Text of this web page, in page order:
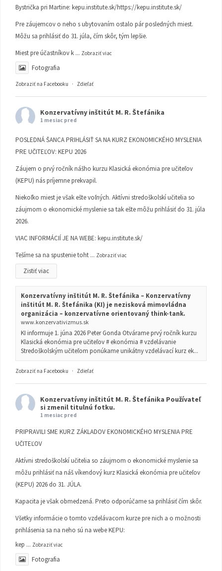
Bystrička pri Martine: kepu.institute.sk/https://kepu.institute.sk/
Pre záujemcov o neho s ubytovaním ostalo pár posledných miest.
Môžu sa prihlásiť do 31. júla, čím skôr, tým lepšie.
Miest pre účastníkov k ... Zobraziť viac
Fotografia
Zobraziť na Facebooku · Zdieľať
Konzervatívny inštitút M. R. Štefánika
1 mesiac pred
POSLEDNÁ ŠANCA PRIHLÁSIŤ SA NA KURZ EKONOMICKÉHO MYSLENIA
PRE UČITEĽOV: KEPU 2026
Záujem o prvý ročník nášho kurzu Klasická ekonómia pre učiteľov
(KEPU) nás príjemne prekvapil.
Niekoľko miest je však ešte voľných. Aktívni stredoškolskí učitelia so
záujmom o ekonomické myslenie sa tak ešte môžu prihlásiť do 31. júla
2026.
VIAC INFORMÁCIÍ JE NA WEBE: kepu.institute.sk/
Tešíme sa na spustenie toht ... Zobraziť viac
Zistiť viac
Konzervatívny inštitút M. R. Štefánika – Konzervatívny
inštitút M. R. Štefánika (KI) je nezisková mimovládna
organizácia – konzervatívne orientovaný think-tank.
www.konzervativizmus.sk
KI informuje 1. júna 2026 Peter Gonda Otvárame prvý ročník kurzu
Klasická ekonómia pre učiteľov # ekonómia # vzdelávanie
Stredoškolským učiteľom ponúkame unikátny vzdelávací kurz ek...
Zobraziť na Facebooku · Zdieľať
Konzervatívny inštitút M. R. Štefánika Používateľ
si zmenil titulnú fotku.
1 mesiac pred
PRIPRAVILI SME KURZ ZÁKLADOV EKONOMICKÉHO MYSLENIA PRE
UČITEĽOV
Aktívni stredoškolskí učitelia so záujmom o ekonomické myslenie sa
môžu prihlásiť na náš víkendový kurz Klasická ekonómia pre učiteľov
(KEPU) 2026 do 31. JÚLA.
Kapacita je však obmedzená. Preto odporúčame sa prihlásiť čím skôr.
Všetky informácie o tomto vzdelávacom kurze pre nich a o možnosti
prihlásenia sa na neho sú na webe KEPU:
kep ... Zobraziť viac
Fotografia